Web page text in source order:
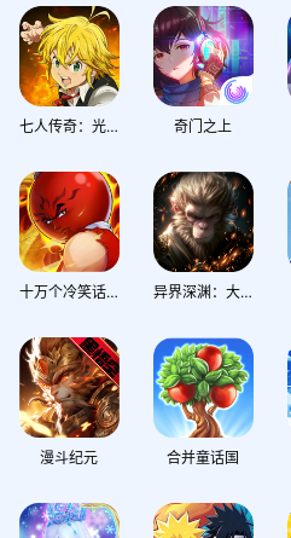
七人传奇：光与暗之交战 奇门之上
十万个冷笑话：2022 异界深渊：大灵王
漫斗纪元 合并童话国